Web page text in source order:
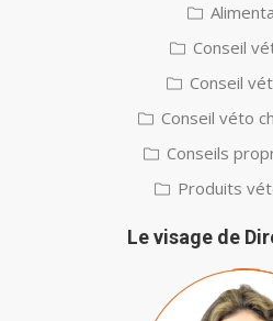
Conseil
Conseil
Conseil véto
Conseils
Produits
Le visage de